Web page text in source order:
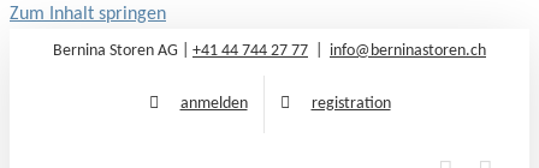
Zum Inhalt springen
Bernina Storen AG | +41 44 744 27 77 info@berninastoren.ch
anmelden registration